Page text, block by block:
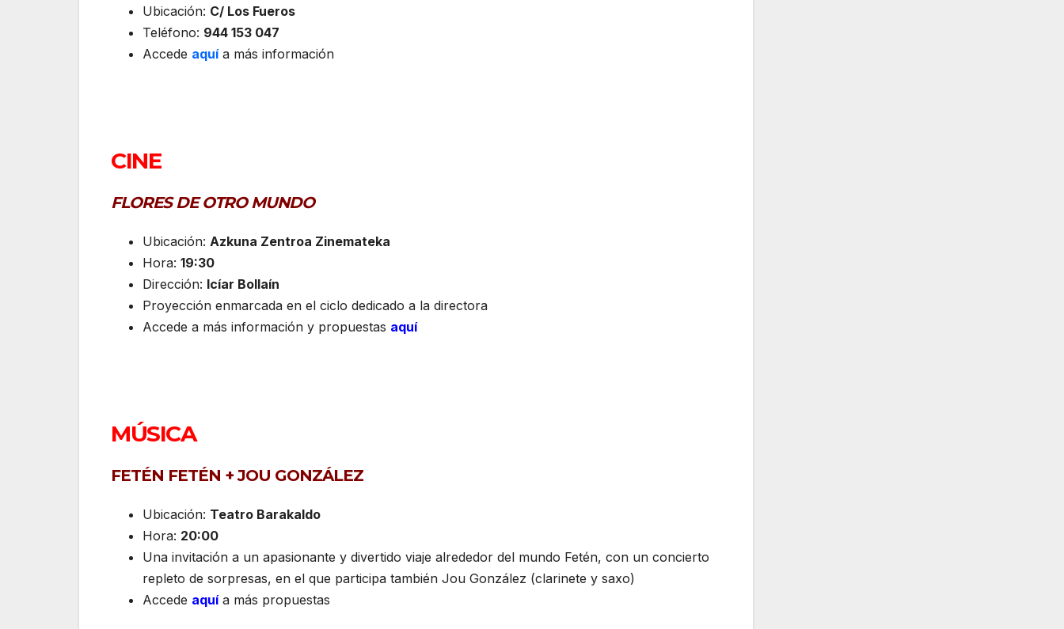
Ubicación: C/ Los Fueros
Teléfono: 944 153 047
Accede aquí a más información
CINE
FLORES DE OTRO MUNDO
Ubicación: Azkuna Zentroa Zinemateka
Hora: 19:30
Dirección: Icíar Bollaín
Proyección enmarcada en el ciclo dedicado a la directora
Accede a más información y propuestas aquí
MÚSICA
FETÉN FETÉN + JOU GONZÁLEZ
Ubicación: Teatro Barakaldo
Hora: 20:00
Una invitación a un apasionante y divertido viaje alrededor del mundo Fetén, con un concierto
repleto de sorpresas, en el que participa también Jou González (clarinete y saxo)
Accede aquí a más propuestas